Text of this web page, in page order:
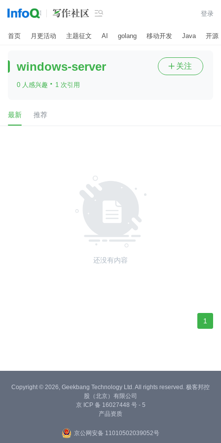
 登录
首页 月更活动 主题征文 AI golang 移动开发 Java 开源
windows-server
0 人感兴趣 · 1 次引用
 关注
最新 推荐
还没有内容
1
Copyright © 2026, Geekbang Technology Ltd. All rights reserved. 极客邦控
股（北京）有限公司
京 ICP 备 16027448 号 - 5
产品资质
京公网安备 11010502039052号